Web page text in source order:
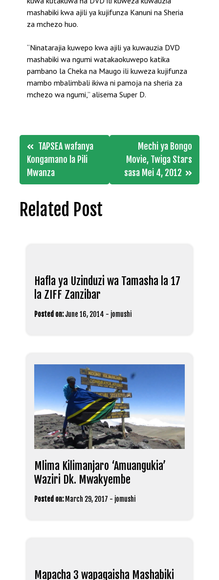
mashabiki kwa ajili ya kujifunza Kanuni na Sheria
za mchezo huo.
“Ninatarajia kuwepo kwa ajili ya kuwauzia DVD
mashabiki wa ngumi watakaokuwepo katika
pambano la Cheka na Maugo ili kuweza kujifunza
mambo mbalimbali ikiwa ni pamoja na sheria za
mchezo wa ngumi,” alisema Super D.
Post
navigation
TAPSEA wafanya
Kongamano la Pili
Mwanza
Mechi ya Bongo
Movie, Twiga Stars
sasa Mei 4, 2012
Related Post
Hafla ya Uzinduzi wa Tamasha la 17
la ZIFF Zanzibar
Posted on: June 16, 2014 - jomushi
Mlima Kilimanjaro ‘Amuangukia’
Waziri Dk. Mwakyembe
Posted on: March 29, 2017 - jomushi
Mapacha 3 wapagaisha Mashabiki